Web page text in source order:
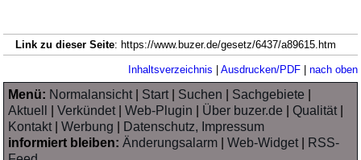
Link zu dieser Seite: https://www.buzer.de/gesetz/6437/a89615.htm
Inhaltsverzeichnis | Ausdrucken/PDF| nach oben
Menü: Normalansicht| Start| Suchen Sachgebiete
Aktuell
|Verkündet|Web-Plugin Über buzer.de |Qualität|
Kontakt|Werbung
Datenschutz, Impressum
informiert bleiben: Änderungsalarm |Web-Widget|
RSS-